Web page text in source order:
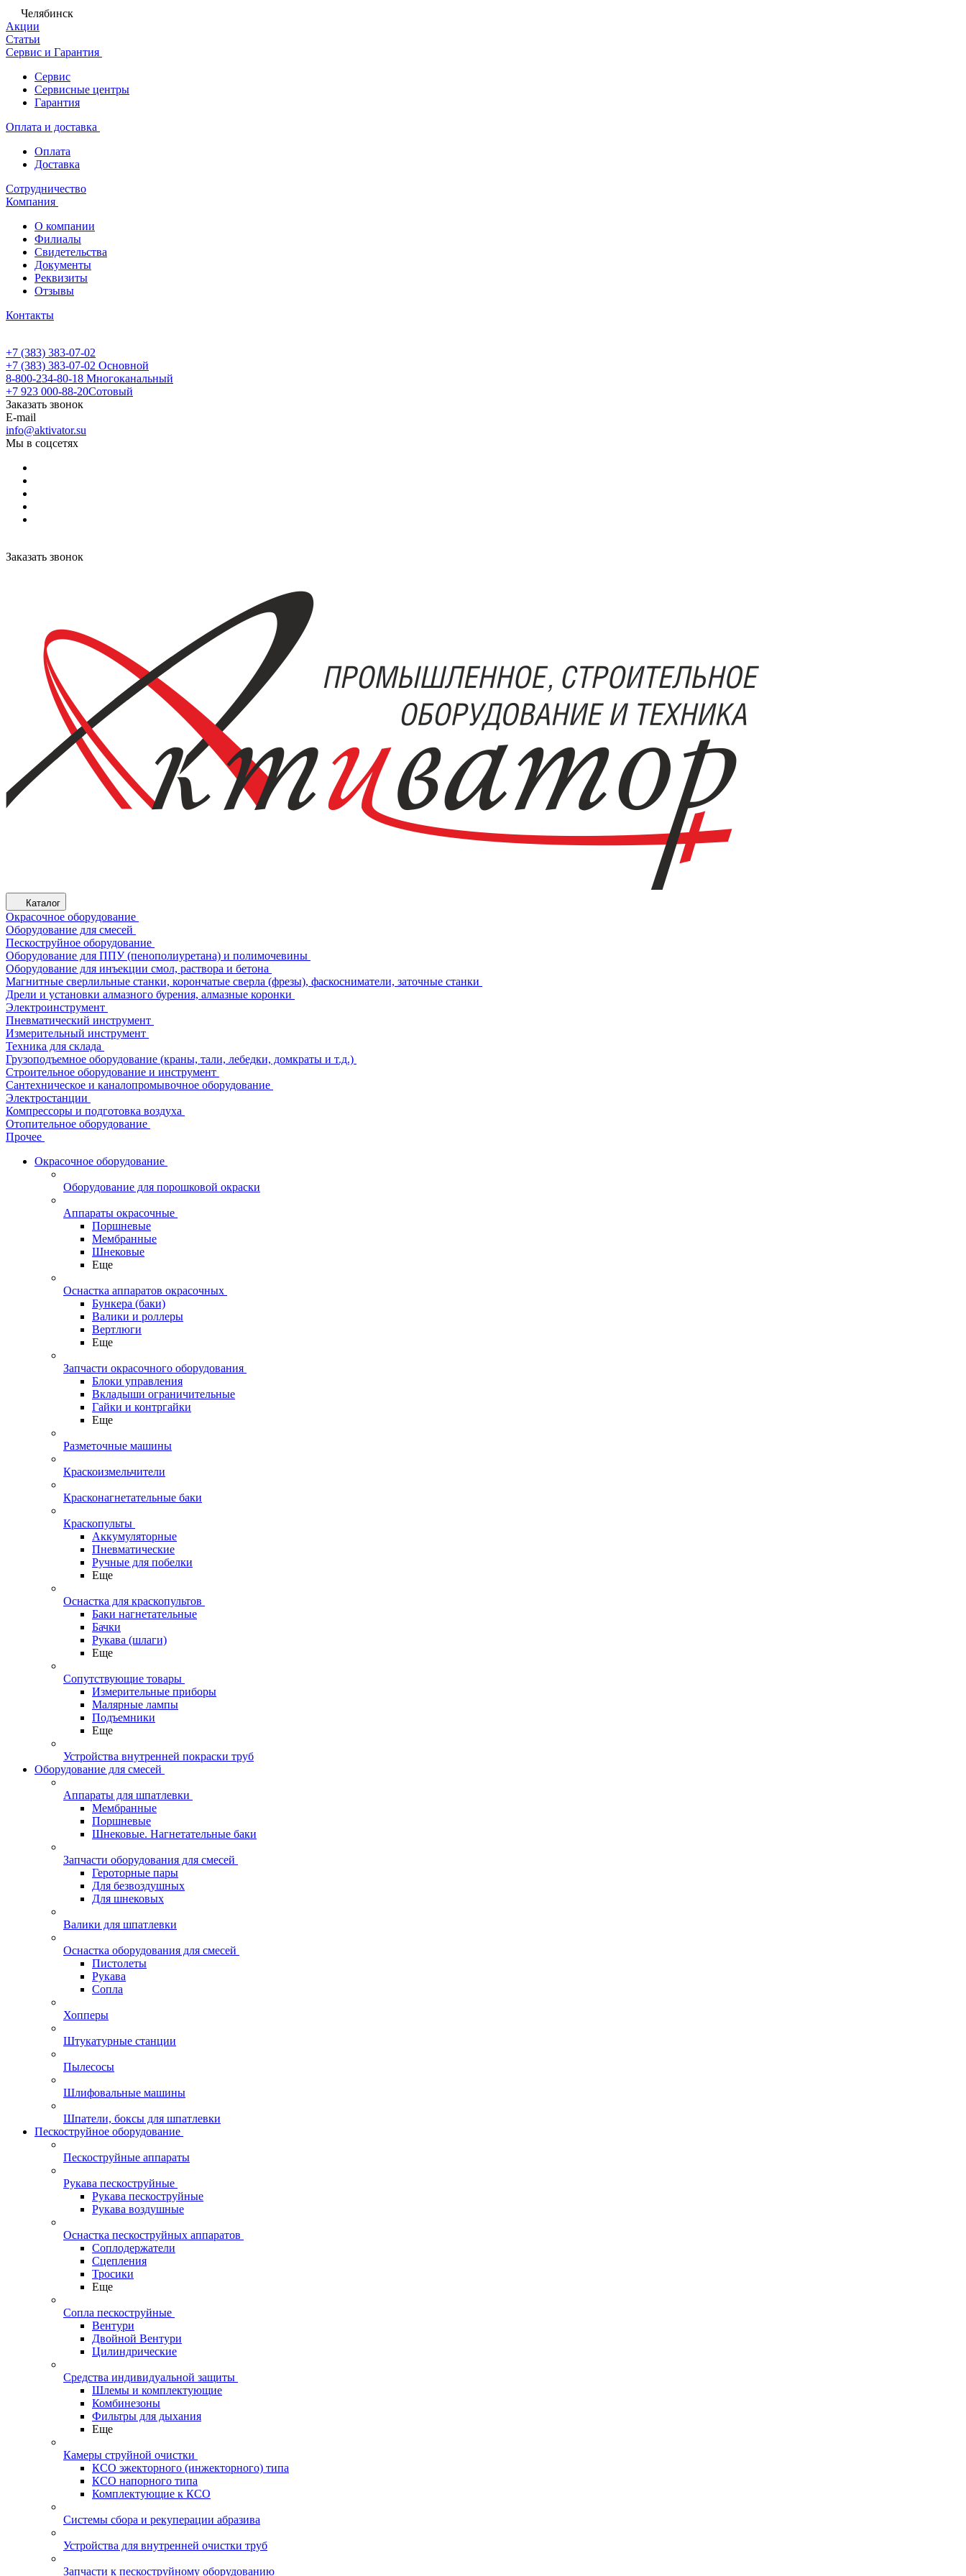
Челябинск
Акции
Статьи
Сервис и Гарантия
Сервис
Сервисные центры
Гарантия
Оплата и доставка
Оплата
Доставка
Сотрудничество
Компания
О компании
Филиалы
Свидетельства
Документы
Реквизиты
Отзывы
Контакты
+7 (383) 383-07-02
+7 (383) 383-07-02 Основной
8-800-234-80-18 Многоканальный
+7 923 000-88-20Сотовый
Заказать звонок
E-mail
info@aktivator.su
Мы в соцсетях
Заказать звонок
Каталог
Окрасочное оборудование
Оборудование для смесей
Пескоструйное оборудование
Оборудование для ППУ (пенополиуретана) и полимочевины
Оборудование для инъекции смол, раствора и бетона
Магнитные сверлильные станки, корончатые сверла (фрезы), фаскосниматели, заточные станки
Дрели и установки алмазного бурения, алмазные коронки
Электроинструмент
Пневматический инструмент
Измерительный инструмент
Техника для склада
Грузоподъемное оборудование (краны, тали, лебедки, домкраты и т.д.)
Строительное оборудование и инструмент
Сантехническое и каналопромывочное оборудование
Электростанции
Компрессоры и подготовка воздуха
Отопительное оборудование
Прочее
Окрасочное оборудование
Оборудование для порошковой окраски
Аппараты окрасочные
Поршневые
Мембранные
Шнековые
Еще
Оснастка аппаратов окрасочных
Бункера (баки)
Валики и роллеры
Вертлюги
Еще
Запчасти окрасочного оборудования
Блоки управления
Вкладыши ограничительные
Гайки и контргайки
Еще
Разметочные машины
Краскоизмельчители
Красконагнетательные баки
Краскопульты
Аккумуляторные
Пневматические
Ручные для побелки
Еще
Оснастка для краскопультов
Баки нагнетательные
Бачки
Рукава (шлаги)
Еще
Сопутствующие товары
Измерительные приборы
Малярные лампы
Подъемники
Еще
Устройства внутренней покраски труб
Оборудование для смесей
Аппараты для шпатлевки
Мембранные
Поршневые
Шнековые. Нагнетательные баки
Запчасти оборудования для смесей
Героторные пары
Для безвоздушных
Для шнековых
Валики для шпатлевки
Оснастка оборудования для смесей
Пистолеты
Рукава
Сопла
Хопперы
Штукатурные станции
Пылесосы
Шлифовальные машины
Шпатели, боксы для шпатлевки
Пескоструйное оборудование
Пескоструйные аппараты
Рукава пескоструйные
Рукава пескоструйные
Рукава воздушные
Оснастка пескоструйных аппаратов
Соплодержатели
Сцепления
Тросики
Еще
Сопла пескоструйные
Вентури
Двойной Вентури
Цилиндрические
Средства индивидуальной защиты
Шлемы и комплектующие
Комбинезоны
Фильтры для дыхания
Еще
Камеры струйной очистки
КСО эжекторного (инжекторного) типа
КСО напорного типа
Комплектующие к КСО
Системы сбора и рекуперации абразива
Устройства для внутренней очистки труб
Запчасти к пескоструйному оборудованию